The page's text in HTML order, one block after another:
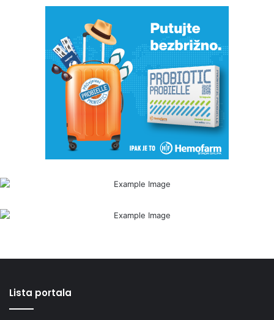
Lista portala